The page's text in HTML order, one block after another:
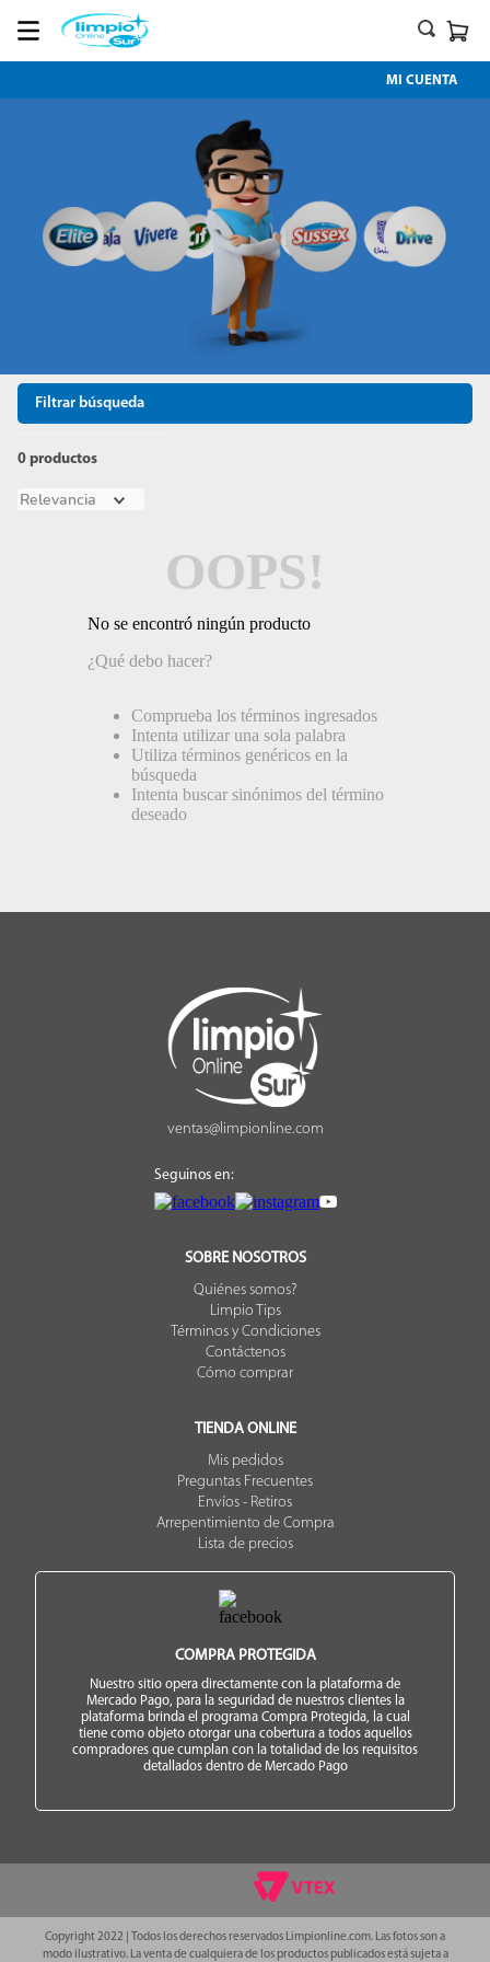
MI CUENTA
Filtrar búsqueda
0 productos
Relevancia
OOPS!
No se encontró ningún producto
¿Qué debo hacer?
Comprueba los términos ingresados
Intenta utilizar una sola palabra
Utiliza términos genéricos en la
búsqueda
Intenta buscar sinónimos del término
deseado
ventas@limpionline.com
Seguinos en:
SOBRE NOSOTROS
Quiénes somos?
Limpio Tips
Términos y Condiciones
Contáctenos
Cómo comprar
TIENDA ONLINE
Mis pedidos
Preguntas Frecuentes
Envíos - Retiros
Arrepentimiento de Compra
Lista de precios
COMPRA PROTEGIDA
Nuestro sitio opera directamente con la plataforma de
Mercado Pago, para la seguridad de nuestros clientes la
plataforma brinda el programa Compra Protegida, la cual
tiene como objeto otorgar una cobertura a todos aquellos
compradores que cumplan con la totalidad de los requisitos
detallados dentro de Mercado Pago
Copyright 2022 | Todos los derechos reservados Limpionline.com. Las fotos son a
modo ilustrativo. La venta de cualquiera de los productos publicados está sujeta a